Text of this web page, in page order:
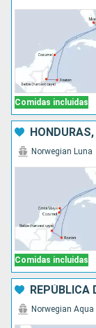
Comidas incluidas
Comidas incluidas
Norwegian Luna
Norwegian Aqua